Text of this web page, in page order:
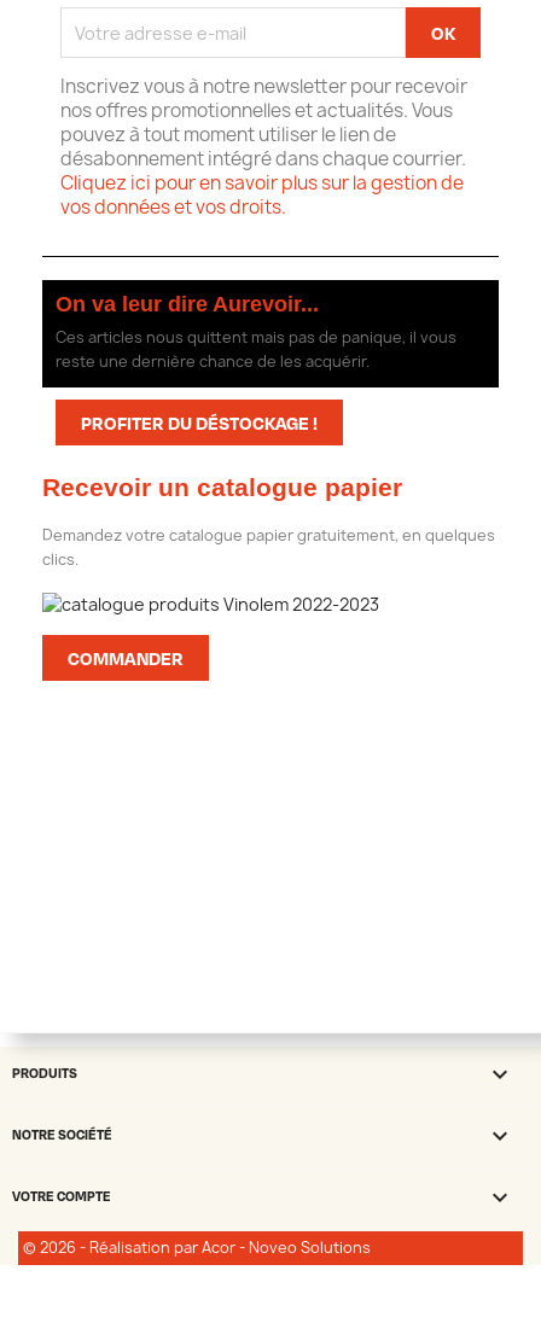
Inscrivez vous à notre newsletter pour recevoir
nos offres promotionnelles et actualités. Vous
pouvez à tout moment utiliser le lien de
désabonnement intégré dans chaque courrier.
Cliquez ici pour en savoir plus sur la gestion de
vos données et vos droits.
On va leur dire Aurevoir...
Ces articles nous quittent mais pas de panique, il vous
reste une dernière chance de les acquérir.
PROFITER DU DÉSTOCKAGE !
Recevoir un catalogue papier
Demandez votre catalogue papier gratuitement, en quelques
clics.
COMMANDER
PRODUITS 
NOTRE SOCIÉTÉ 
VOTRE COMPTE 
© 2026 - Réalisation par Acor - Noveo Solutions